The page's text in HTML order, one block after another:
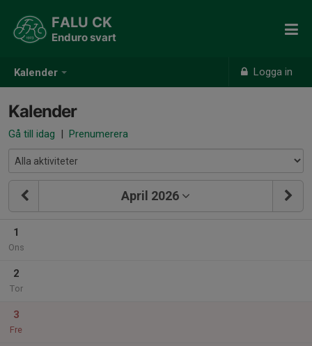
Kalender Logga in
FALU CK
Enduro svart
Kalender
Gå till idag | Prenumerera
April 2026
1
Ons
2
Tor
3
Fre